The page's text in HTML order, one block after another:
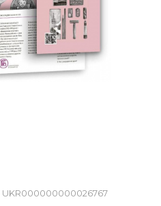
UKR000000000026767